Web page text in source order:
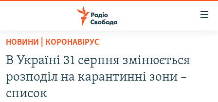
Перейти
основного
матеріалу
Перейти
до
ВСЕ ЗА ДОБУ
СТАТТІ
НОВИНИ | КОРОНАВІРУС
В Україні 31 серпня змінюється
розподіл на карантинні зони –
список